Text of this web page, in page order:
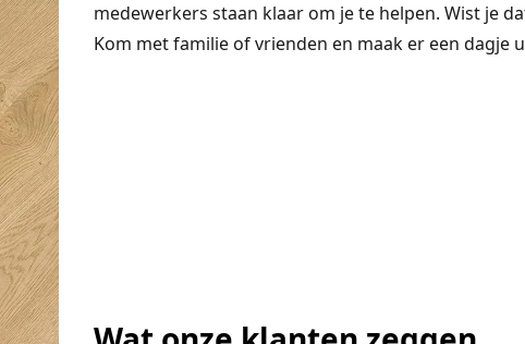
medewerkers staan klaar om je te helpen. Wist je
Kom met familie of vrienden en maak er een dagje